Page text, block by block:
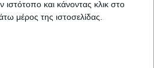
ιστότοπο και κάνοντας κλικ στο
μέρος της ιστοσελίδας.